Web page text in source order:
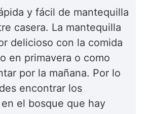
y fácil de mantequilla
casera. La mantequilla
delicioso con la comida
en primavera o como
por la mañana. Por lo
encontrar los
el bosque que hay